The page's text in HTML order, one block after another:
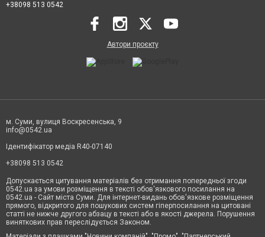
+38098 513 0542
Автори проєкту
м. Суми, вулиця Воскресенська, 9
info@0542.ua
Ідентифікатор медіа R40-07140
+38098 513 0542
Допускається цитування матеріалів без отримання попередньої згоди
0542.ua за умови розміщення в тексті обов'язкового посилання на
0542.ua - Сайт міста Суми. Для інтернет-видань обов'язкове розміщення
прямого, відкритого для пошукових систем гіперпосилання на цитовані
статті не нижче другого абзацу в тексті або в якості джерела. Порушення
виняткових прав переслідується Законом.